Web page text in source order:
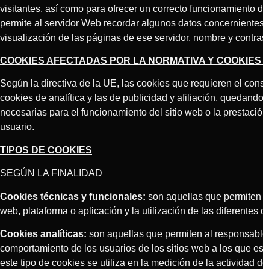
visitantes, así como para ofrecer un correcto funcionamiento
permite al servidor Web recordar algunos datos
visualización de las páginas de ese servidor, nombre y
COOKIES AFECTADAS POR LA NORMATIVA Y
Según la directiva de la UE, las cookies que requieren el
cookies de analítica y las de publicidad y afiliación,
necesarias para el funcionamiento del sitio web o la
usuario.
TIPOS DE COOKIES
SEGÚN LA FINALIDAD
Cookies técnicas y funcionales: son aquellas que
web, plataforma o aplicación y la utilización de las
Cookies analíticas: son aquellas que permiten al
comportamiento de los usuarios de los sitios web a los que
este tipo de cookies se utiliza en la medición de la actividad